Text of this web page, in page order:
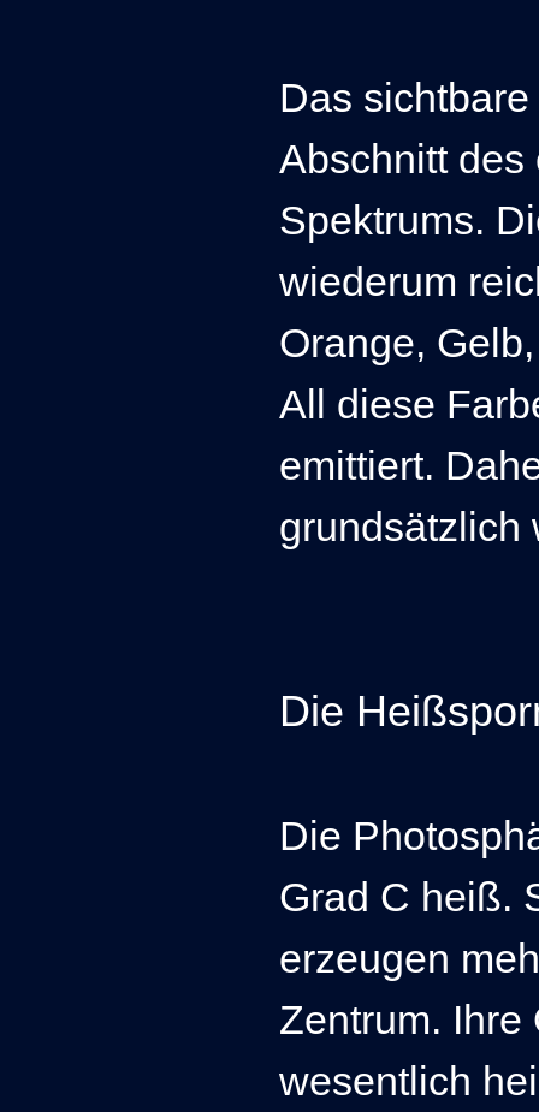
Das
Abschnitt des
Spektrums.
wiederum
Orange,
All diese
emittiert.
grundsätzlich
Die
Die
Grad C heiß.
erzeugen
Zentrum. Ihre
wesentlich